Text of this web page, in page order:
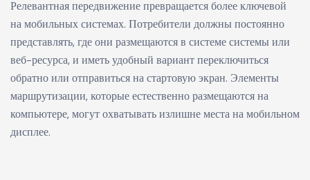
Релевантная передвижение превращается более ключевой
на мобильных системах. Потребители должны постоянно
представлять, где они размещаются в системе системы или
веб-ресурса, и иметь удобный вариант переключиться
обратно или отправиться на стартовую экран. Элементы
маршрутизации, которые естественно размещаются на
компьютере, могут охватывать излишне места на мобильном
дисплее.